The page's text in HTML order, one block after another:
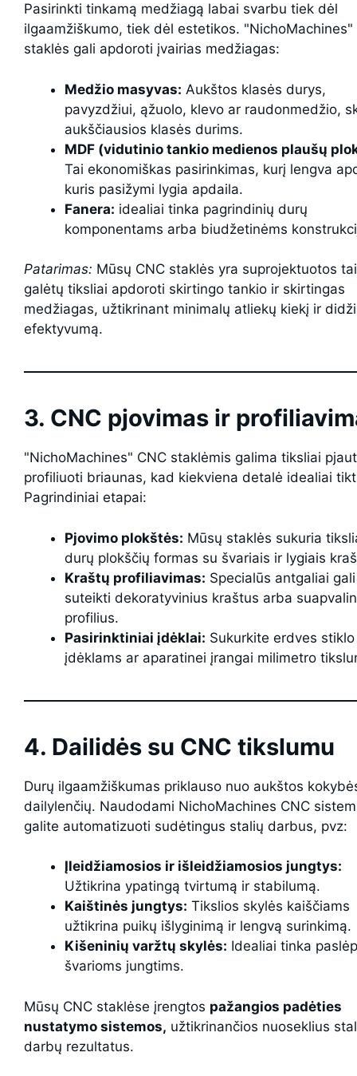
Pasirinkti tinkamą medžiagą labai svarbu tiek dėl
ilgaamžiškumo, tiek dėl estetikos. "NichoMachines"
staklės gali apdoroti įvairias medžiagas:
Medžio masyvas: Aukštos klasės durys,
pavyzdžiui, ąžuolo, klevo ar raudonmedžio,
aukščiausios klasės durims.
MDF (vidutinio tankio medienos plaušų
Tai ekonomiškas pasirinkimas, kurį lengva
kuris pasižymi lygia apdaila.
Fanera: idealiai tinka pagrindinių durų
komponentams arba biudžetinėms
Patarimas: Mūsų CNC staklės yra suprojektuotos
galėtų tiksliai apdoroti skirtingo tankio ir skirtingas
medžiagas, užtikrinant minimalų atliekų kiekį ir
efektyvumą.
3. CNC pjovimas ir
"NichoMachines" CNC staklėmis galima tiksliai
profiliuoti briaunas, kad kiekviena detalė idealiai
Pagrindiniai etapai:
Pjovimo plokštės: Mūsų staklės sukuria
durų plokščių formas su švariais ir lygiais
Kraštų profiliavimas: Specialūs antgaliai gali
suteikti dekoratyvinius kraštus arba
profilius.
Pasirinktiniai įdėklai: Sukurkite erdves stiklo
įdėklams ar aparatinei įrangai milimetro
4. Dailidės su CNC tikslumu
Durų ilgaamžiškumas priklauso nuo aukštos
dailylenčių. Naudodami NichoMachines CNC
galite automatizuoti sudėtingus stalių darbus, pvz:
Įleidžiamosios ir išleidžiamosios jungtys:
Užtikrina ypatingą tvirtumą ir stabilumą.
Kaištinės jungtys: Tikslios skylės kaiščiams
užtikrina puikų išlyginimą ir lengvą surinkimą.
Kišeninių varžtų skylės: Idealiai tinka
švarioms jungtims.
Mūsų CNC staklėse įrengtos pažangios padėties
nustatymo sistemos, užtikrinančios nuoseklius
darbų rezultatus.